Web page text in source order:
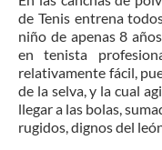
de Tenis entrena
niño de apenas 8
en tenista
relativamente fácil,
de la selva, y la cual
llegar a las bolas,
rugidos, dignos del